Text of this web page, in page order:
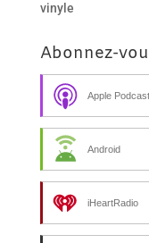
vinyle
Abonnez-
Apple
Android
iHeartRadio